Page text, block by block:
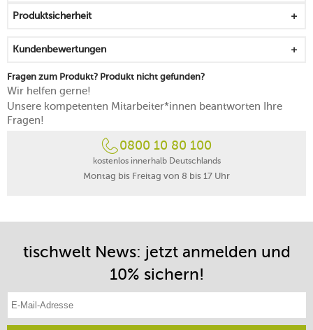
mikrowellen- und gefrierfachgeeignet
Produktsicherheit
Kundenbewertungen
Fragen zum Produkt? Produkt nicht gefunden?
Wir helfen gerne!
Unsere kompetenten Mitarbeiter*innen beantworten Ihre
Fragen!
0800 10 80 100
kostenlos innerhalb Deutschlands
Montag bis Freitag von 8 bis 17 Uhr
tischwelt News: jetzt anmelden und
10% sichern!